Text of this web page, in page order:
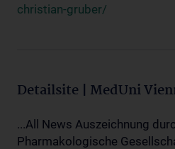
christian-gruber/
Detailsite | MedUni
...All News Auszeichnung
Pharmakologische